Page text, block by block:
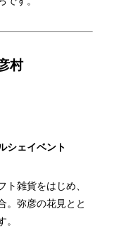
村
シェイベント
雑貨をはじめ、
。弥彦の花見とと